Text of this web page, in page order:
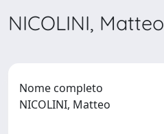
NICOLINI, Matteo
Nome completo
NICOLINI, Matteo